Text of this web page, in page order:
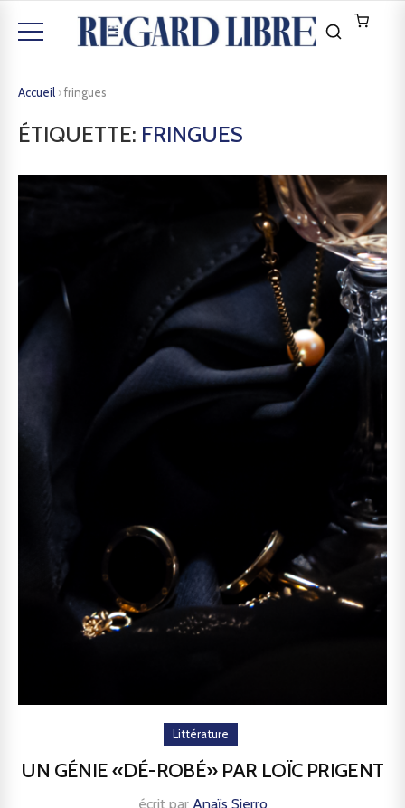
Accueil ›fringues
ÉTIQUETTE: FRINGUES
Littérature
UN GÉNIE «DÉ-ROBÉ» PAR LOÏC PRIGENT
écrit par Anaïs Sierro